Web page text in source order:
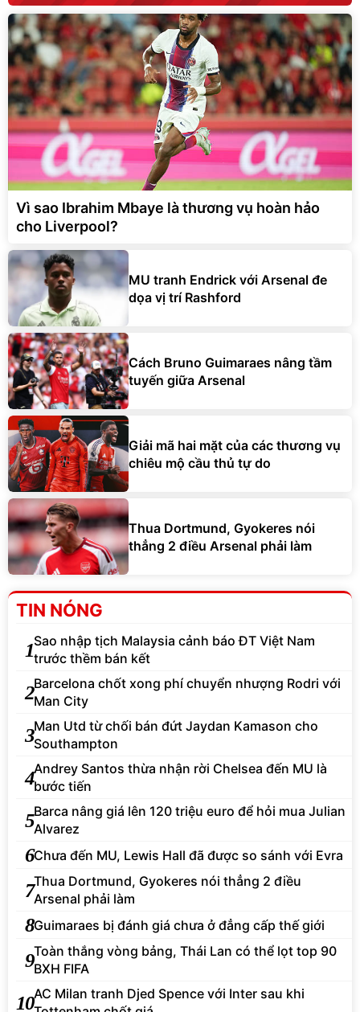
Vì sao Ibrahim Mbaye là thương vụ hoàn hảo
cho Liverpool?
MU tranh Endrick với Arsenal đe
dọa vị trí Rashford
Cách Bruno Guimaraes nâng tầm
tuyến giữa Arsenal
Giải mã hai mặt của các thương vụ
chiêu mộ cầu thủ tự do
Thua Dortmund, Gyokeres nói
thẳng 2 điều Arsenal phải làm
TIN NÓNG
1Sao nhập tịch Malaysia cảnh báo ĐT Việt Nam
trước thềm bán kết
2Barcelona chốt xong phí chuyển nhượng Rodri với
Man City
3Man Utd từ chối bán đứt Jaydan Kamason cho
Southampton
4Andrey Santos thừa nhận rời Chelsea đến MU là
bước tiến
5Barca nâng giá lên 120 triệu euro để hỏi mua Julian
Alvarez
6Chưa đến MU, Lewis Hall đã được so sánh với Evra
7Thua Dortmund, Gyokeres nói thẳng 2 điều
Arsenal phải làm
8Guimaraes bị đánh giá chưa ở đẳng cấp thế giới
9Toàn thắng vòng bảng, Thái Lan có thể lọt top 90
BXH FIFA
10AC Milan tranh Djed Spence với Inter sau khi